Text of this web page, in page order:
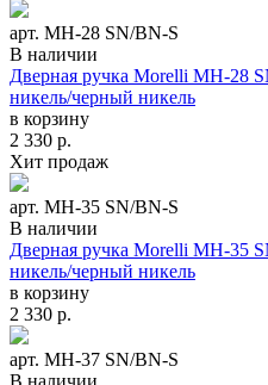
арт. MH-28 SN/BN-S
В наличии
Дверная ручка Morelli MH-28
никель/черный никель
в корзину
2 330 р.
Хит продаж
арт. MH-35 SN/BN-S
В наличии
Дверная ручка Morelli MH-35
никель/черный никель
в корзину
2 330 р.
арт. MH-37 SN/BN-S